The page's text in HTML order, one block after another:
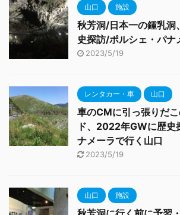
山口 施設
秋芳洞/日本一の鍾乳
史探訪/ポルシェ・パナ
2023/5/19
レンタカー・車 山口
車のCMに引っ張りだ
ド、2022年GWに歴史
ナメーラで行く山口
2023/5/19
山口 施設